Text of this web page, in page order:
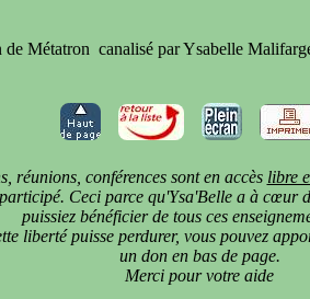
de Métatron canalisé par Ysabelle
réunions, conférences sont en accès libre
Ceci parce qu'Ysa'Belle a à cœur
puissiez bénéficier de tous ces
liberté puisse perdurer, vous pouvez
un don en bas de page.
Merci pour votre aide